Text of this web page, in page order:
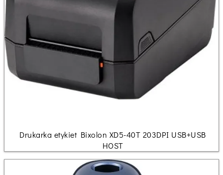
Drukarka etykiet Bixolon XD5-40T 203DPI USB+USB
HOST